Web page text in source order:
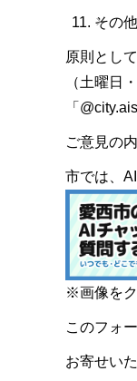
その
原則とし
（土曜日
「
ご意見の
市では、
※画像をク
このフォ
お寄せい